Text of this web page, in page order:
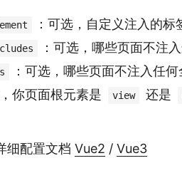
：可选，自定义注入的
：可选，哪些页面不注
：可选，哪些页面不注入任
，你页面根元素是 view 还是
细配置文档 Vue2 / Vue3